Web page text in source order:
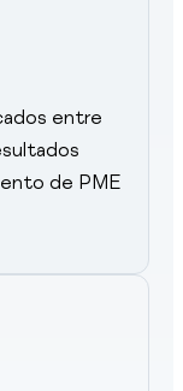
entre
de PME